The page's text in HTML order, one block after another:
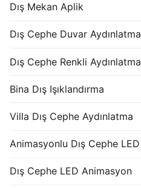
Dış Mekan Aplik
Dış Cephe Duvar Aydınlatma
Dış Cephe Renkli Aydınlatma
Bina Dış Işıklandırma
Villa Dış Cephe Aydınlatma
Animasyonlu Dış Cephe LED
Dış Cephe LED Animasyon